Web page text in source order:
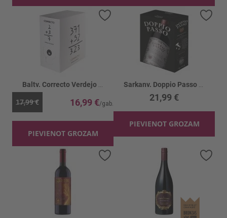
17,99 € 16,99 €
PIEVIENOT GROZAM
Pievienot vēlmju sarakstam
21,99 €
PIEVIENOT GROZAM
Pievienot vēlmju sarakstam